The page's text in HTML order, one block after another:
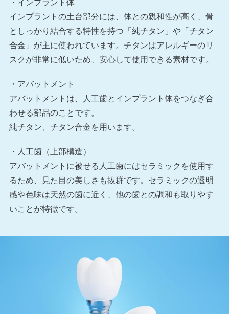
・インプラント体
インプラントの土台部分には、体との親和性が高く、骨
としっかり結合する特性を持つ「純チタン」や「チタン
合金」が主に使われています。チタンはアレルギーのリ
スクが非常に低いため、安心して使用できる素材です。
・アバットメント
アバットメントは、人工歯とインプラント体をつなぎ合
わせる部品のことです。
純チタン、チタン合金を用います。
・人工歯（上部構造）
アバットメントに被せる人工歯にはセラミックを使用す
るため、見た目の美しさも抜群です。セラミックの透明
感や色味は天然の歯に近く、他の歯との調和も取りやす
いことが特徴です。